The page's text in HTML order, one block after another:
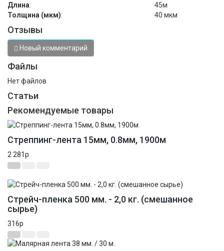
Длина:
45м
Толщина (мкм): 40 мкм
Отзывы
Новый комментарий
Файлы
Нет файлов
Статьи
Рекомендуемые товары
Стреппинг-лента 15мм, 0.8мм, 1900м
2 281p
Стрейч-пленка 500 мм. - 2,0 кг. (смешанное
сырье)
316p